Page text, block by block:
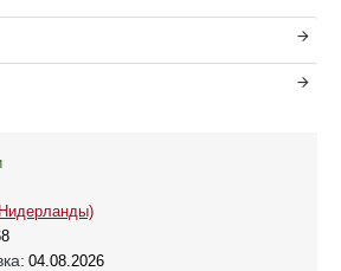
04.08.2026